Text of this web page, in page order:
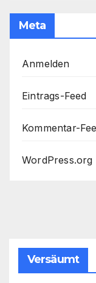
Meta
Anmelden
Eintrags-Feed
Kommentar-
WordPress.org
Versäumt